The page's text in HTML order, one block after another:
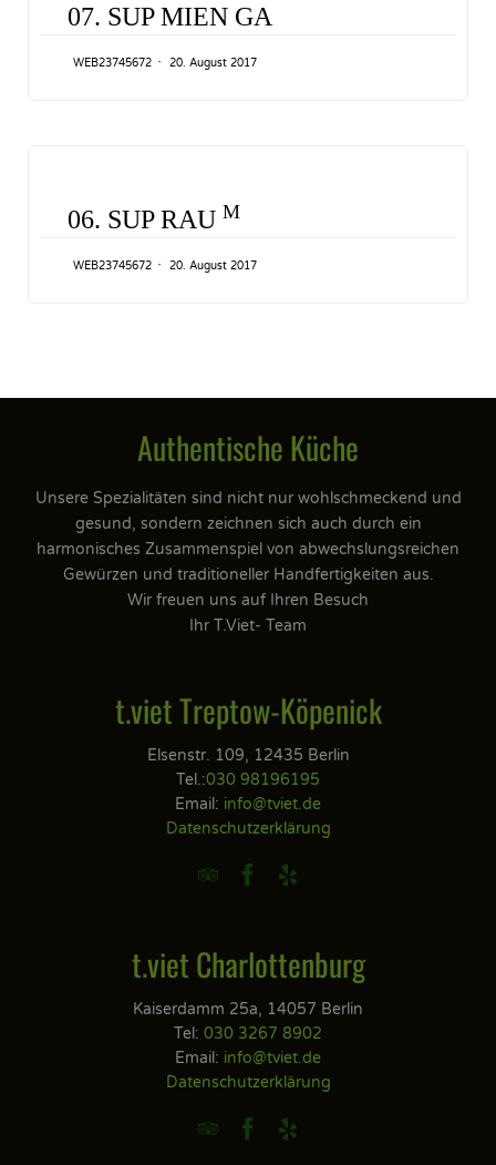
07. SUP MIEN GA
WEB23745672 20. August 2017
06. SUP RAU M
WEB23745672 20. August 2017
Authentische Küche
Unsere Spezialitäten sind nicht nur wohlschmeckend und
gesund, sondern zeichnen sich auch durch ein
harmonisches Zusammenspiel von abwechslungsreichen
Gewürzen und traditioneller Handfertigkeiten aus.
Wir freuen uns auf Ihren Besuch
Ihr T.Viet- Team
t.viet Treptow-Köpenick
Elsenstr. 109, 12435 Berlin
Tel.:030 98196195
Email: info@tviet.de
Datenschutzerklärung
  
t.viet Charlottenburg
Kaiserdamm 25a, 14057 Berlin
Tel: 030 3267 8902
Email: info@tviet.de
Datenschutzerklärung
  